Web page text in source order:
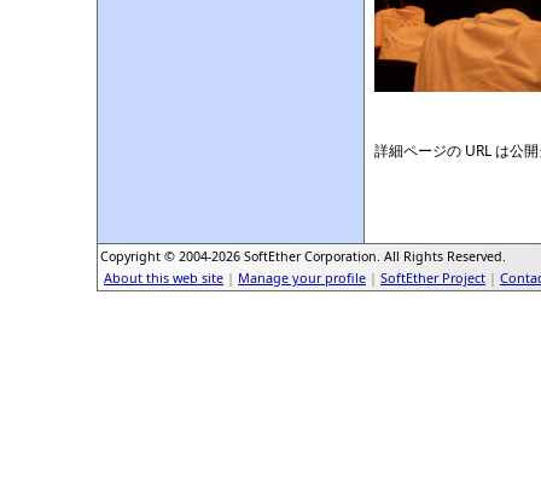
詳細ページの URL は公
Copyright © 2004-2026 SoftEther Corporation. All Rights Reserved.
About this web site | Manage your profile | SoftEther Project |